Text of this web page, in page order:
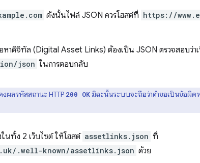
ดังนั้นไฟล์ JSON ควรโฮสต์ที่ https://
าดิจิทัล (Digital Asset Links) ต้องเป็น JSON ตรวจสอบว่าเ
json ในการตอบกลับ
ผลรหัสสถานะ HTTP 200 OK มิฉะนั้นระบบจะถือว่าคำขอเป็นข้อผิด
ในทั้ง 2 เว็บไซต์ ให้โฮสต์ assetlinks.json ที่
.well-known/assetlinks.json ด้วย